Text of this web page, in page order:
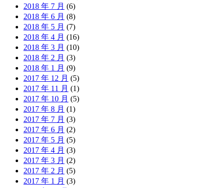
2018 年 7 月 (6)
2018 年 6 月 (8)
2018 年 5 月 (7)
2018 年 4 月 (16)
2018 年 3 月 (10)
2018 年 2 月 (3)
2018 年 1 月 (9)
2017 年 12 月 (5)
2017 年 11 月 (1)
2017 年 10 月 (5)
2017 年 8 月 (1)
2017 年 7 月 (3)
2017 年 6 月 (2)
2017 年 5 月 (5)
2017 年 4 月 (3)
2017 年 3 月 (2)
2017 年 2 月 (5)
2017 年 1 月 (3)